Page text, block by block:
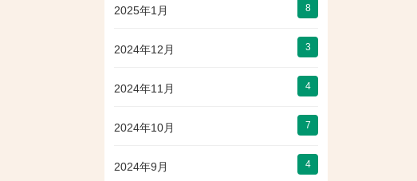
2025年1月 8
2024年12月 3
2024年11月 4
2024年10月 7
2024年9月 4